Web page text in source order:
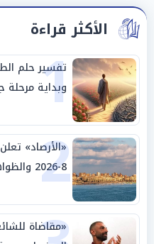
الأكثر قراءة
1
تفسير حلم
وبداية مرحلة
2
8-2026 والظواهر الجوية
«مقاضاة